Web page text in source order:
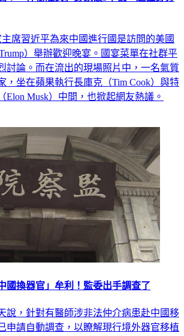
！「神秘陸女」身家破5千億 超狂身分
席習近平為來中國進行國是訪問的美國
）舉辦歡迎晚宴。國宴菜單在社群平
討論。而在流出的現場照片中，一名氣質
，坐在蘋果執行長庫克（Tim Cook）與特
說，針對有醫師涉非法仲介病患赴中國移